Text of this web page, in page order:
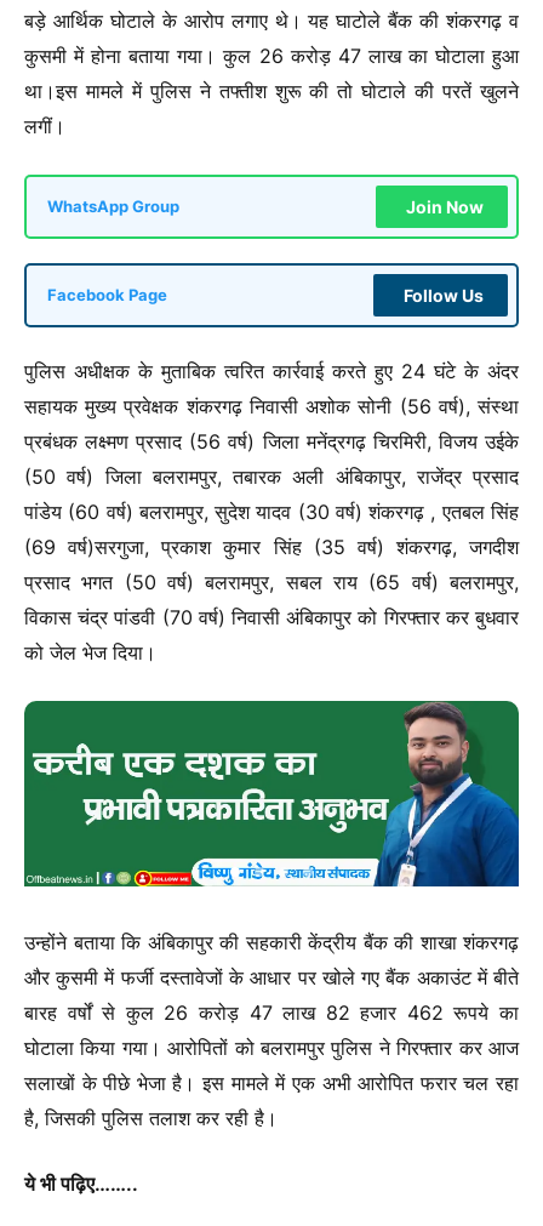
बड़े आर्थिक घोटाले के आरोप लगाए थे। यह घाटोले बैंक की शंकरगढ़ व
कुसमी में होना बताया गया। कुल 26 करोड़ 47 लाख का घोटाला हुआ
था।इस मामले में पुलिस ने तफ्तीश शुरू की तो घोटाले की परतें खुलने
लगीं।
WhatsApp Group Join Now
Facebook Page Follow Us
पुलिस अधीक्षक के मुताबिक त्वरित कार्रवाई करते हुए 24 घंटे के अंदर
सहायक मुख्य प्रवेक्षक शंकरगढ़ निवासी अशोक सोनी (56 वर्ष), संस्था
प्रबंधक लक्ष्मण प्रसाद (56 वर्ष) जिला मनेंद्रगढ़ चिरमिरी, विजय उईके
(50 वर्ष) जिला बलरामपुर, तबारक अली अंबिकापुर, राजेंद्र प्रसाद
पांडेय (60 वर्ष) बलरामपुर, सुदेश यादव (30 वर्ष) शंकरगढ़ , एतबल सिंह
(69 वर्ष)सरगुजा, प्रकाश कुमार सिंह (35 वर्ष) शंकरगढ़, जगदीश
प्रसाद भगत (50 वर्ष) बलरामपुर, सबल राय (65 वर्ष) बलरामपुर,
विकास चंद्र पांडवी (70 वर्ष) निवासी अंबिकापुर को गिरफ्तार कर बुधवार
को जेल भेज दिया।
उन्होंने बताया कि अंबिकापुर की सहकारी केंद्रीय बैंक की शाखा शंकरगढ़
और कुसमी में फर्जी दस्तावेजों के आधार पर खोले गए बैंक अकाउंट में बीते
बारह वर्षों से कुल 26 करोड़ 47 लाख 82 हजार 462 रूपये का
घोटाला किया गया। आरोपितों को बलरामपुर पुलिस ने गिरफ्तार कर आज
सलाखों के पीछे भेजा है। इस मामले में एक अभी आरोपित फरार चल रहा
है, जिसकी पुलिस तलाश कर रही है।
ये भी पढ़िए……..